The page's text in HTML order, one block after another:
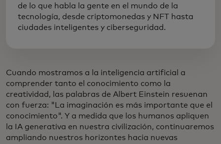
de lo que habla la gente en el mundo de la
tecnología, desde criptomonedas y NFT hasta
ciudades inteligentes y ciberseguridad.
Cuando mostramos a la inteligencia artificial a
comprender tanto el conocimiento como la
creatividad, las palabras de Albert Einstein resuenan
con fuerza: "La imaginación es más importante que el
conocimiento". Y a medida que los humanos apliquen
la IA generativa en nuestra civilización, continuaremos
ampliando nuestros horizontes hacia nuevas